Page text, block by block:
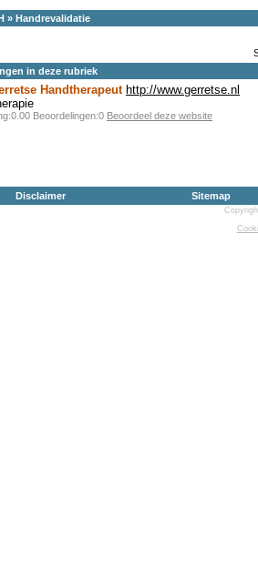
» Handrevalidatie
in deze rubriek
Handtherapeut http://www.gerretse.nl
Beoordelingen:0 Beoordeel deze website
Disclaimer Sitemap